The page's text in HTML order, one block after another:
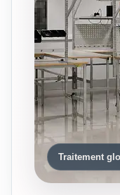
Traitement